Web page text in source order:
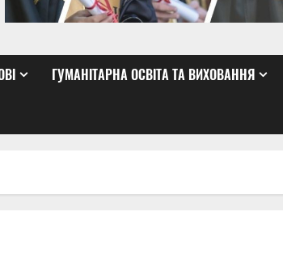
ГУМАНІТАРНА ОСВІТА ТА ВИХОВАННЯ